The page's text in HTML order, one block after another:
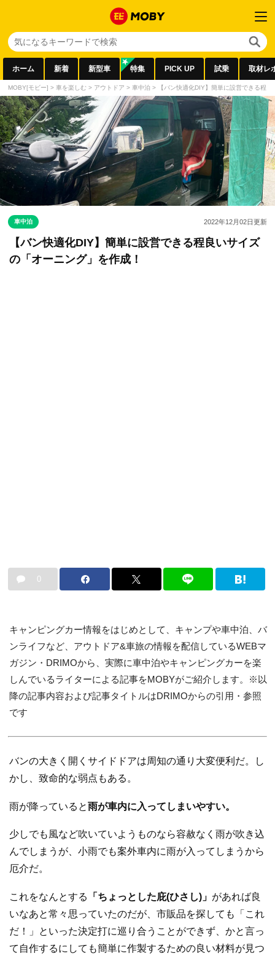
ホーム 新着 新型車 特集 PICK UP 試乗 取材レ
MOBY[モビー] > 車を楽しむ > アウトドア > 車中泊 > 【バン快適化DIY】簡単に設営できる程
車中泊 2022年12月02日更新
【バン快適化DIY】簡単に設営できる程良いサイズ
の「オーニング」を作成！
0
キャンピングカー情報をはじめとして、キャンプや車中泊、バ
ンライフなど、アウトドア&車旅の情報を配信しているWEBマ
ガジン・DRIMOから、実際に車中泊やキャンピングカーを楽
しんでいるライターによる記事をMOBYがご紹介します。※以
降の記事内容および記事タイトルはDRIMOからの引用・参照
です
バンの大きく開くサイドドアは周知の通り大変便利だ。し
かし、致命的な弱点もある。
雨が降っていると雨が車内に入ってしまいやすい。
少しでも風など吹いていようものなら容赦なく雨が吹き込
んでしまうが、小雨でも案外車内に雨が入ってしまうから
厄介だ。
これをなんとする 「ちょっとした庇(ひさし)」 があれば良
いなあと常々思っていたのだが、市販品を探しても「これ
だ！」といった決定打に巡り合うことができず、かと言っ
て自作するにしても簡単に作製するための良い材料が見つ